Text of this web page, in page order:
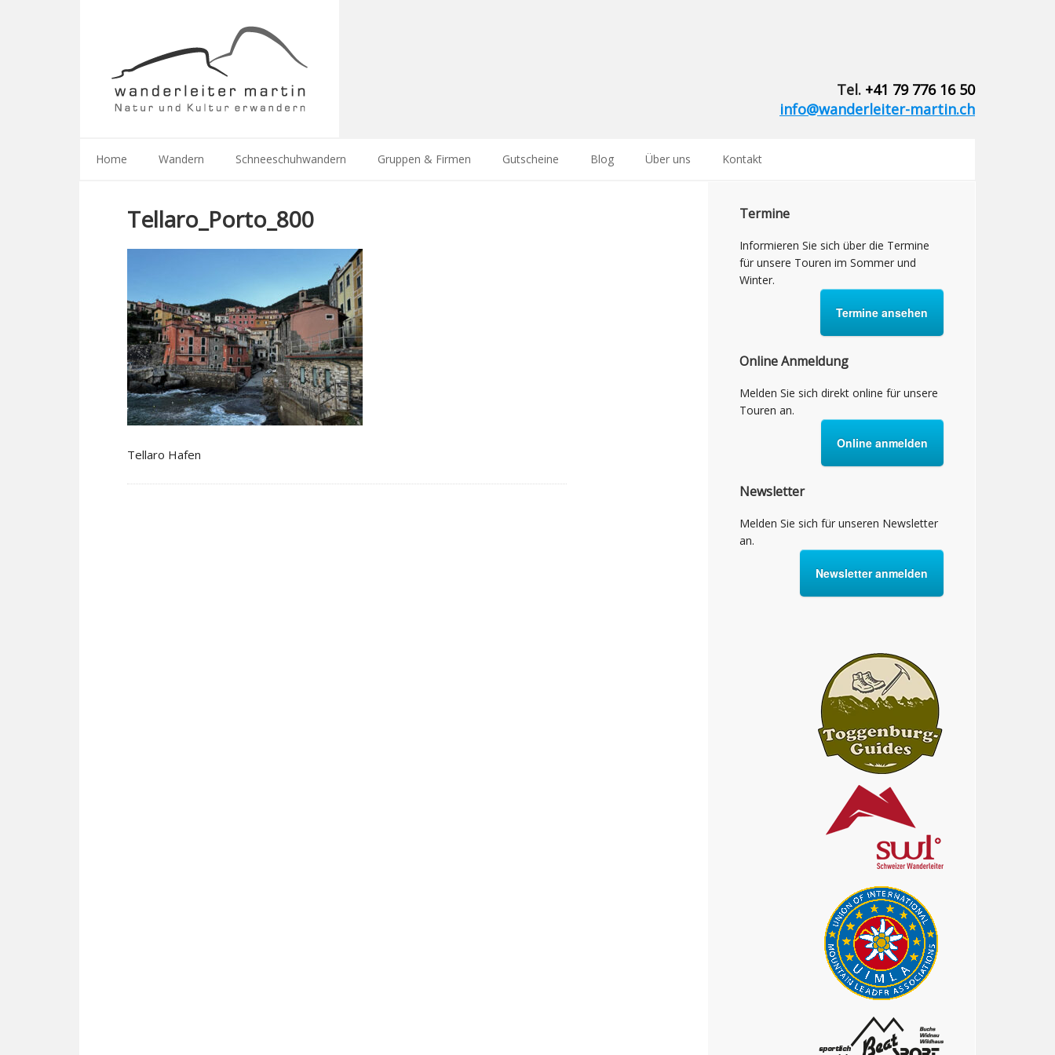
Tel. +41 79 776 16 50
info@wanderleiter-martin.ch
Home Wandern Schneeschuhwandern Gruppen & Firmen Gutscheine Blog Über uns Kontakt
Tellaro_Porto_800
Tellaro Hafen
Termine
Informieren Sie sich über die Termine
für unsere Touren im Sommer und
Winter.
Termine ansehen
Online Anmeldung
Melden Sie sich direkt online für unsere
Touren an.
Online anmelden
Newsletter
Melden Sie sich für unseren Newsletter
an.
Newsletter anmelden